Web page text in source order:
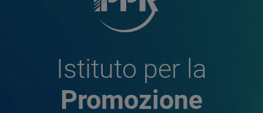
Istituto per la
Promozione